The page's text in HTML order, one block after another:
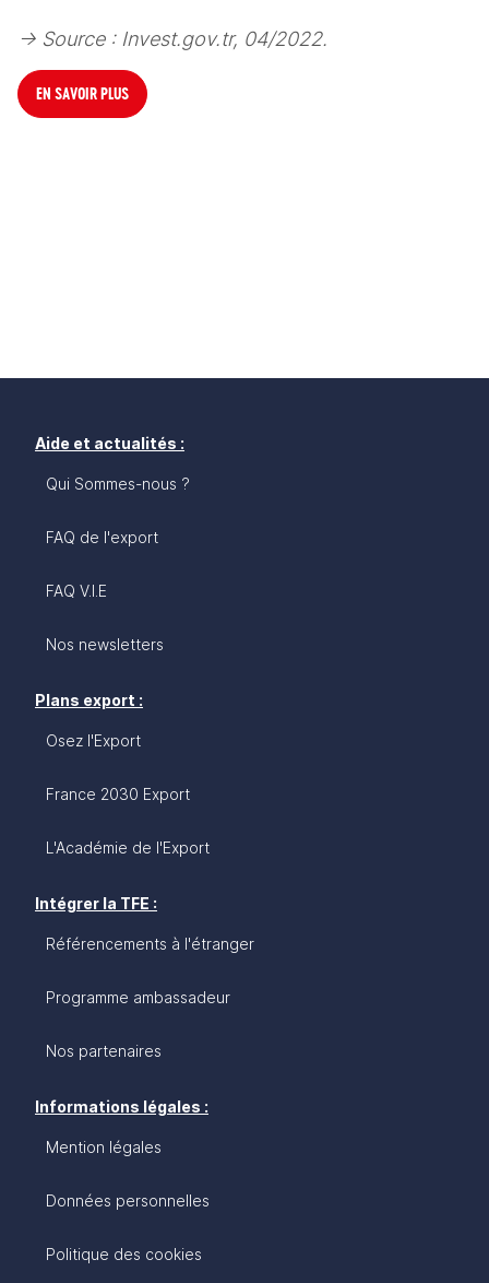
-> Source : Invest.gov.tr, 04/2022.
EN SAVOIR PLUS
Aide et actualités :
Qui Sommes-nous ?
FAQ de l'export
FAQ V.I.E
Nos newsletters
Plans export :
Osez l'Export
France 2030 Export
L'Académie de l'Export
Intégrer la TFE :
Référencements à l'étranger
Programme ambassadeur
Nos partenaires
Informations légales :
Mention légales
Données personnelles
Politique des cookies